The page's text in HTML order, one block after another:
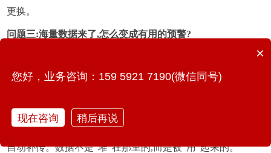
更换。
问题三:海量数据来了,怎么变成有用的预警?
传感器传回来的数据是海量的,但大部分是正常状态。真正有
价值的是那些“偏离正常”的信号。
地就完成清洗和初步研判,不需要全部上传云端,响应时间压缩
到毫秒级。即便通信断了,本地设备还能独立工作,网络恢复后
自动补传。数据不是“堆”在那里的,而是被“用”起来的。
×
您好，业务咨询：159 5921 7190(微信同号)
现在咨询 稍后再说